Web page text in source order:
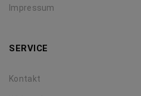
Impressum
SERVICE
Kontakt